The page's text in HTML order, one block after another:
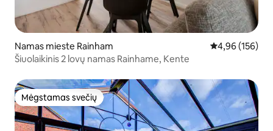
Namas mieste Rainham Vidutinis
4,96 (156)
Šiuolaikinis 2 lovų namas Rainhame, Kente
Mėgstamas svečių
Mėgstamas svečių